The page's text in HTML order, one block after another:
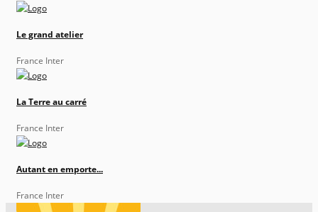
Le grand atelier
France Inter
La Terre au carré
France Inter
Autant en emporte...
France Inter